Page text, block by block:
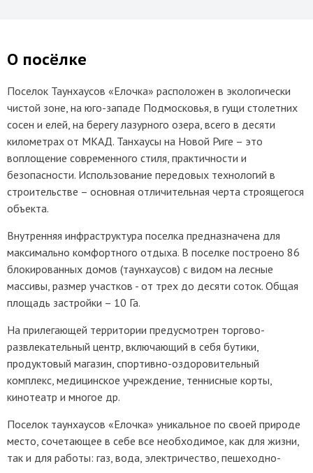
О посёлке
Поселок Таунхаусов «Елочка» расположен в экологически
чистой зоне, на юго-западе Подмосковья, в гущи столетних
сосен и елей, на берегу лазурного озера, всего в десяти
километрах от МКАД. Танхаусы на Новой Риге – это
воплощение современного стиля, практичности и
безопасности. Использование передовых технологий в
строительстве – основная отличительная черта строящегося
объекта.
Внутренняя инфраструктура поселка предназначена для
максимально комфортного отдыха. В поселке построено 86
блокированных домов (таунхаусов) с видом на лесные
массивы, размер участков - от трех до десяти соток. Общая
площадь застройки – 10 Га.
На прилегающей территории предусмотрен торгово-
развлекательный центр, включающий в себя бутики,
продуктовый магазин, спортивно-оздоровительный
комплекс, медицинское учреждение, теннисные корты,
кинотеатр и многое др.
Поселок таунхаусов «Елочка» уникальное по своей природе
место, сочетающее в себе все необходимое, как для жизни,
так и для работы: газ, вода, электричество, пешеходно-